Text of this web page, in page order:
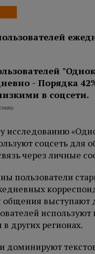
исследованию
соцсеть для
через личные
пользователи
общения выступают
других регионах.
доминируют